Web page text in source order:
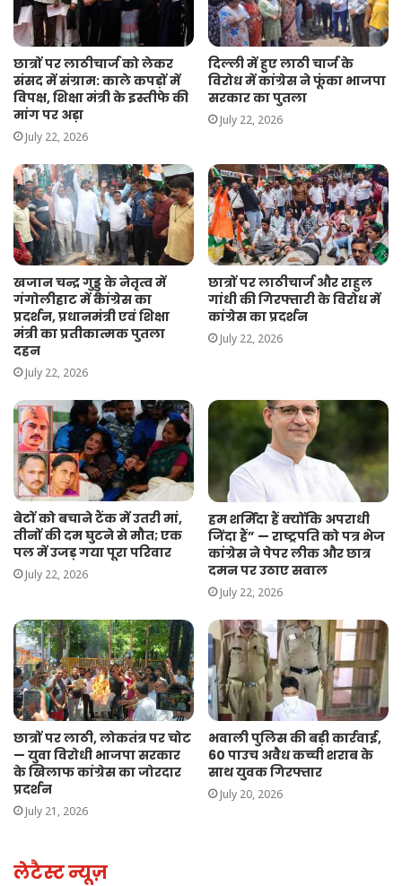
छात्रों पर लाठीचार्ज को लेकर
संसद में संग्राम: काले कपड़ों में
विपक्ष, शिक्षा मंत्री के इस्तीफे की
मांग पर अड़ा
July 22, 2026
दिल्ली में हुए लाठी चार्ज के
विरोध में कांग्रेस ने फूंका भाजपा
सरकार का पुतला
July 22, 2026
खजान चन्द्र गुड्डू के नेतृत्व में
गंगोलीहाट में कांग्रेस का
प्रदर्शन, प्रधानमंत्री एवं शिक्षा
मंत्री का प्रतीकात्मक पुतला
दहन
July 22, 2026
छात्रों पर लाठीचार्ज और राहुल
गांधी की गिरफ्तारी के विरोध में
कांग्रेस का प्रदर्शन
July 22, 2026
बेटों को बचाने टैंक में उतरी मां,
तीनों की दम घुटने से मौत; एक
पल में उजड़ गया पूरा परिवार
July 22, 2026
हम शर्मिंदा हैं क्योंकि अपराधी
जिंदा हैं” — राष्ट्रपति को पत्र भेज
कांग्रेस ने पेपर लीक और छात्र
दमन पर उठाए सवाल
July 22, 2026
छात्रों पर लाठी, लोकतंत्र पर चोट
— युवा विरोधी भाजपा सरकार
के खिलाफ कांग्रेस का जोरदार
प्रदर्शन
July 21, 2026
भवाली पुलिस की बड़ी कार्रवाई,
60 पाउच अवैध कच्ची शराब के
साथ युवक गिरफ्तार
July 20, 2026
लेटैस्ट न्यूज़